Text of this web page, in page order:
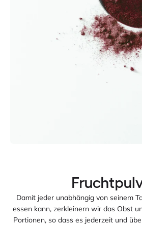
Damit jeder unabhängig von seinem
essen kann, zerkleinern wir das Obst
Portionen, so dass es jederzeit und